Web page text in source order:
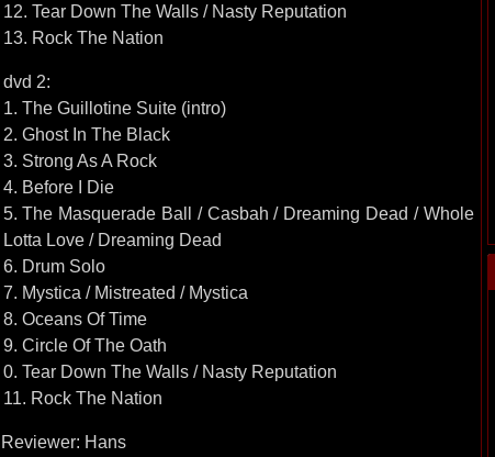
12. Tear Down The Walls / Nasty Reputation
13. Rock The Nation
dvd 2:
1. The Guillotine Suite (intro)
2. Ghost In The Black
3. Strong As A Rock
4. Before I Die
5. The Masquerade Ball / Casbah / Dreaming Dead / Whole
Lotta Love / Dreaming Dead
6. Drum Solo
7. Mystica / Mistreated / Mystica
8. Oceans Of Time
9. Circle Of The Oath
0. Tear Down The Walls / Nasty Reputation
11. Rock The Nation
Reviewer: Hans